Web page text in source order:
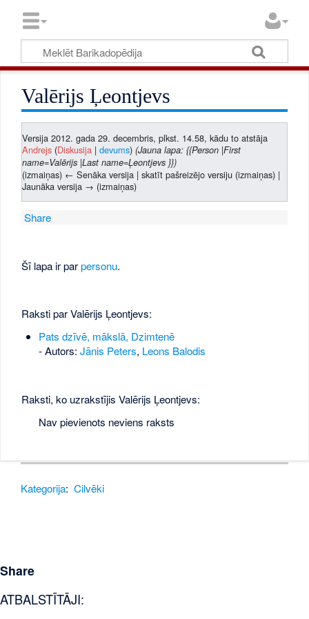
Valērijs Ļeontjevs
Versija 2012. gada 29. decembris, plkst. 14.58, kādu to atstāja
Andrejs (Diskusija |devums) (Jauna lapa: {{Person |First
name=Valērijs |Last name=Ļeontjevs }})
(izmaiņas) ← Senāka versija | skatīt pašreizējo versiju (izmaiņas) |
Jaunāka versija → (izmaiņas)
Share
Šī lapa ir parpersonu.
Raksti par Valērijs Ļeontjevs:
Pats dzīvē, mākslā, Dzimtenē
- Autors: Jānis Peters, Leons Balodis
Raksti, ko uzrakstījis Valērijs Ļeontjevs:
Nav pievienots neviens raksts
Kategorija: Cilvēki
Share
ATBALSTĪTĀJI: